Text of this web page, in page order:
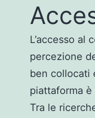
L’accesso al
percezione
ben collocati
piattaforma
Tra le